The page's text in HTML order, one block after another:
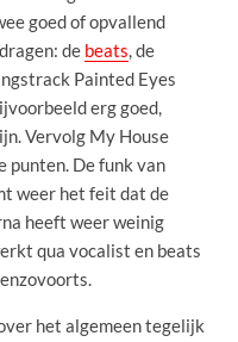
goed of opvallend
de beats, de
Painted Eyes
erg goed,
Vervolg My House
punten. De funk van
weer het feit dat de
heeft weer weinig
qua vocalist en beats
het algemeen tegelijk